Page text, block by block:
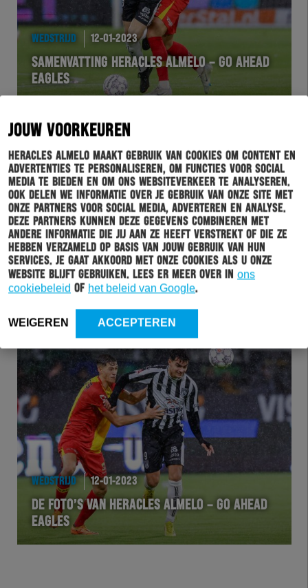
JOUW VOORKEUREN
Heracles Almelo maakt gebruik van cookies om content en
advertenties te personaliseren, om functies voor social
media te bieden en om ons websiteverkeer te analyseren.
Ook delen we informatie over je gebruik van onze site met
onze partners voor social media, adverteren en analyse.
Deze partners kunnen deze gegevens combineren met
andere informatie die jij aan ze heeft verstrekt of die ze
hebben verzameld op basis van jouw gebruik van hun
services. Je gaat akkoord met onze cookies als u onze
website blijft gebruiken. Lees er meer over in ons
cookiebeleid of het beleid van Google.
WEIGEREN ACCEPTEREN
WEDSTRIJD 12-01-2023
SAMENVATTING HERACLES ALMELO – GO AHEAD
EAGLES
WEDSTRIJD 12-01-2023
WEDSTRIJD 12-01-2023
DE FOTO’S VAN HERACLES ALMELO – GO AHEAD
EAGLES